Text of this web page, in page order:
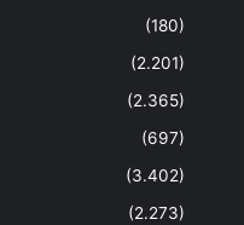
(180)
(2.201)
(2.365)
(697)
(3.402)
(2.273)